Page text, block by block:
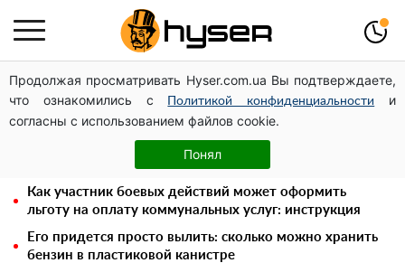
Продолжая просматривать Hyser.com.ua Вы подтверждаете,
что ознакомились с
Политикой конфиденциальности
и
согласны с использованием файлов cookie.
Понял
Голая Елена Тополя в интересных позах заставила
отвисать челюсти: слив видео – было только началом
Такую вкуснятину вы будете открывать банку за
банкой: рецепт помидоров дольками с луком и
Как участник боевых действий может оформить
льготу на оплату коммунальных услуг: инструкция
Его придется просто вылить: сколько можно хранить
бензин в пластиковой канистре